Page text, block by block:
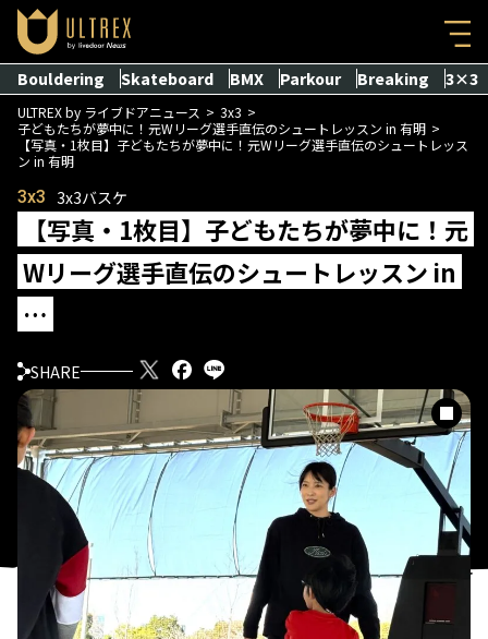
Bouldering Skateboard BMX Parkour Breaking 3×3
ULTREX by ライブドアニュース
3x3
子どもたちが夢中に！元Wリーグ選手直伝のシュートレッスン in 有明
【写真・1枚目】子どもたちが夢中に！元Wリーグ選手直伝のシュートレッス
ン in 有明
3x3 3x3バスケ
【写真・1枚目】子どもたちが夢中に！元
Wリーグ選手直伝のシュートレッスン in
…
SHARE